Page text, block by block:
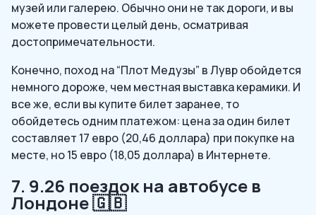
музей или галерею. Обычно они не так дороги, и вы
можете провести целый день, осматривая
достопримечательности.
Конечно, поход на “Плот Медузы” в Лувр обойдется
немного дороже, чем местная выставка керамики. И
все же, если вы купите билет заранее, то
обойдетесь одним платежом: цена за один билет
составляет 17 евро (20,46 доллара) при покупке на
месте, но 15 евро (18,05 доллара) в Интернете.
7. 9.26 поездок на автобусе в
Лондоне 🇬🇧